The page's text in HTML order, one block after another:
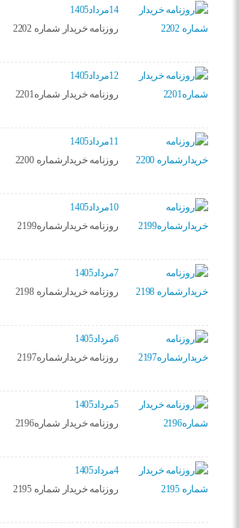
14مرداد1405
روزنامه خریدار شماره 2202
12مرداد1405
روزنامه خریدار شماره2201
11مرداد1405
روزنامه خریدارشماره 2200
10مرداد1405
روزنامه خریدارشماره2199
7مرداد1405
روزنامه خریدارشماره 2198
6مرداد1405
روزنامه خریدارشماره2197
5مرداد1405
روزنامه خریدار شماره2196
4مرداد1405
روزنامه خریدار شماره 2195